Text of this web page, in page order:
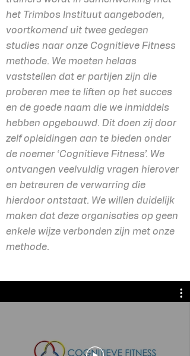
het Trimbos Instituut aangeboden,
voortkomend uit twee gedegen
studies naar onze Cognitieve Fitness
methode. We moeten helaas
vaststellen dat er partijen zijn die
proberen mee te liften op het succes
en de goede naam die we inmiddels
hebben opgebouwd. Dit doen zij door
zelf opleidingen aan te bieden onder
de noemer ‘Cognitieve Fitness’. We
ontvangen veelvuldig vragen hierover
en betreuren de verwarring die
hierdoor ontstaat. We willen duidelijk
maken dat deze organisaties op geen
enkele wijze verbonden zijn met onze
methode.